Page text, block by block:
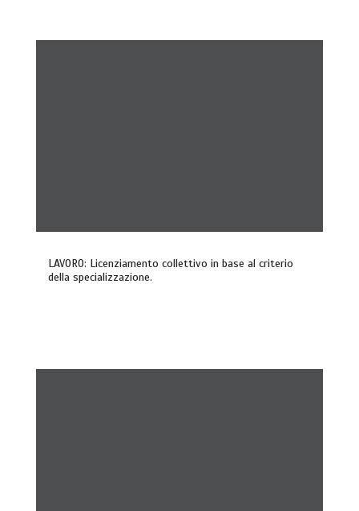
LAVORO: Licenziamento collettivo in base al criterio
della specializzazione.